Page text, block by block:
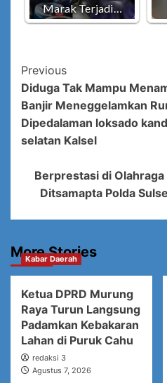
Marak Terjadi…
Post
Navigation
Previous
Diduga Tak Mampu
Banjir Meneggelamkan
Dipedalaman loksado
selatan Kalsel
Berprestasi di
Ditsamapta Polda
More Stories
Kabar Daerah
Ketua DPRD Murung
Raya Turun Langsung
Padamkan Kebakaran
Lahan di Puruk Cahu
redaksi 3
Agustus 7, 2026